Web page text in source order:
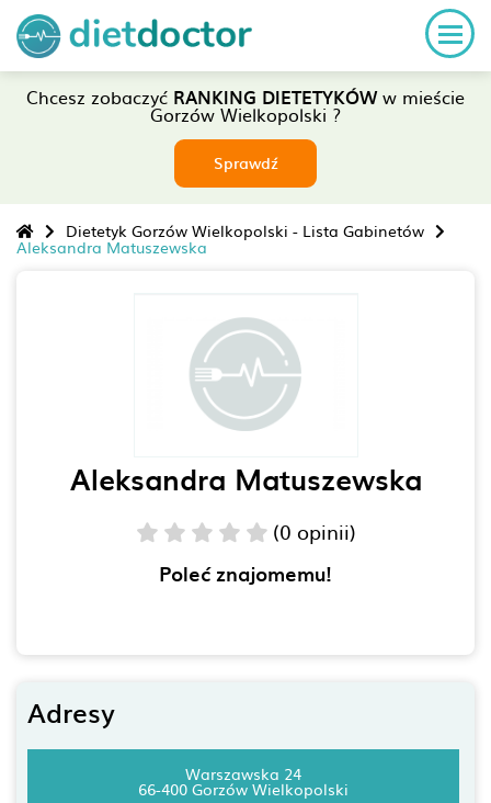
Chcesz zobaczyć RANKING DIETETYKÓWw mieście
Gorzów Wielkopolski ?
Sprawdź
Dietetyk Gorzów Wielkopolski - Lista Gabinetów
Aleksandra Matuszewska
Aleksandra Matuszewska
(0 opinii)
Poleć znajomemu!
Adresy
Warszawska 24
66-400 Gorzów Wielkopolski